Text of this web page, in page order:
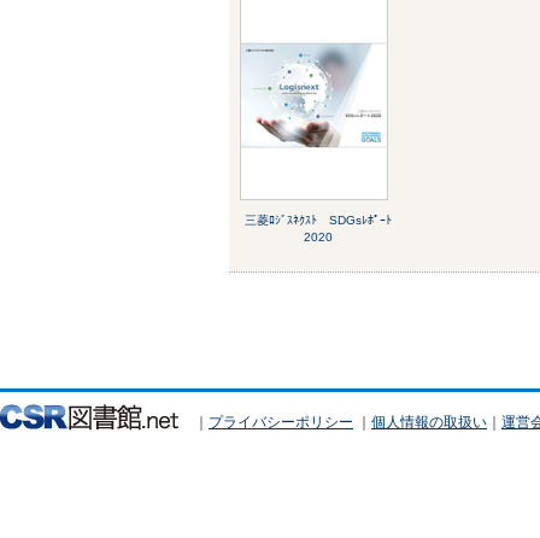
三菱ﾛｼﾞｽﾈｸｽﾄ SDGsﾚﾎﾟｰﾄ
2020
｜ プライバシーポリシー ｜ 個人情報の取扱い ｜ 運営